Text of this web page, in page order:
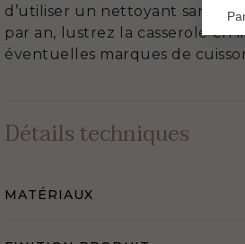
d’utiliser un nettoyant sans
par an, lustrez la casserole
éventuelles marques de
Détails techniques
MATÉRIAUX